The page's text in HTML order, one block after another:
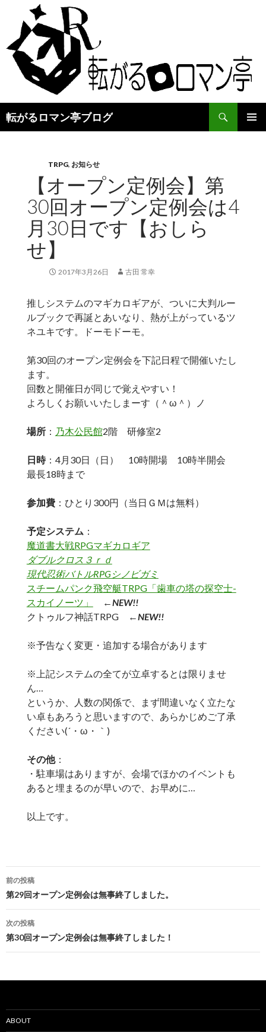
転がるロマン亭ブログ
検
索
TRPG, お知らせ
【オープン定例会】第
30回オープン定例会は4
月30日です【おしら
せ】
2017年3月26日 古田 常幸
推しシステムのマギカロギアが、ついに大判ルー
ルブックで再誕とあいなり、熱が上がっているツ
ネユキです。ドーモドーモ。
第30回のオープン定例会を下記日程で開催いたし
ます。
回数と開催日が同じで覚えやすい！
よろしくお願いいたしまーす（＾ω＾）ノ
場所： 乃木公民館2階 研修室2
日時：4月30日（日） 10時開場 10時半開会
最長18時まで
参加費：ひとり300円（当日ＧＭは無料）
予定システム ：
魔道書大戦RPGマギカロギア
ダブルクロス３ｒｄ
現代忍術バトルRPGシノビガミ
スチームパンク飛空艇TRPG「歯車の塔の探空士-
スカイノーツ」
←NEW!!
クトゥルフ神話TRPG
←NEW!!
※予告なく変更・追加する場合があります
※上記システムの全てが立卓するとは限りませ
ん…
というか、人数の関係で、まず間違いなく立たな
い卓もあろうと思いますので、あらかじめご了承
ください(´・ω・｀)
その他：
・駐車場はありますが、会場でほかのイベントも
あると埋まるのが早いので、お早めに…
以上です。
投
稿
ナ
ビ
ー
ョ
前の投稿
第29回オープン定例会は無事終了しました。
次の投稿
第30回オープン定例会は無事終了しました！
ABOUT